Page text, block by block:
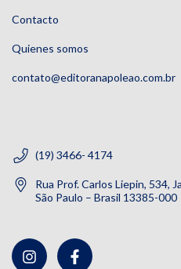
Contacto
Quienes somos
contato@editoranapoleao.com.br
(19) 3466- 4174
Rua Prof. Carlos Liepin, 534,
São Paulo – Brasil 13385-000